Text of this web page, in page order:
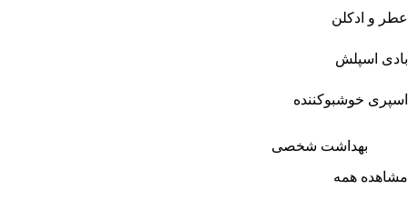
عطر و ادکلن
بادی اسپلش
اسپری خوشبوکننده
بهداشت شخصی
مشاهده همه